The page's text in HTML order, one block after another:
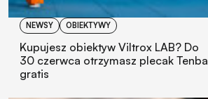
NEWSY OBIEKTYWY
Kupujesz obiektyw Viltrox LAB? Do
30 czerwca otrzymasz plecak Tenba
gratis